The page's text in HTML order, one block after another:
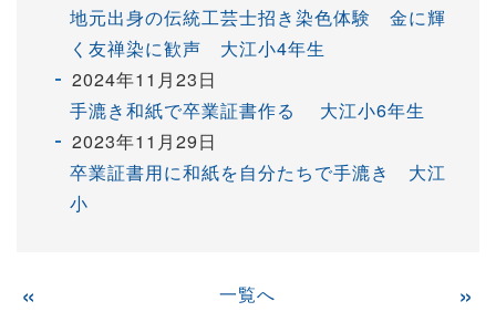
地元出身の伝統工芸士招き染色体験 金に輝
く友禅染に歓声 大江小4年生
2024年11月23日
手漉き和紙で卒業証書作る 大江小6年生
2023年11月29日
卒業証書用に和紙を自分たちで手漉き 大江
小
« 一覧へ